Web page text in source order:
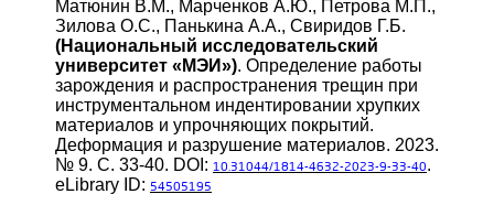
Матюнин В.М., Марченков А.Ю., Петрова М.П.,
Зилова О.С., Панькина А.А., Свиридов Г.Б.
(Национальный исследовательский
университет «МЭИ»). Определение работы
зарождения и распространения трещин при
инструментальном индентировании хрупких
материалов и упрочняющих покрытий.
Деформация и разрушение материалов. 2023.
№ 9. С. 33-40. DOI: 10.31044/1814-4632-2023-9-33-40.
eLibrary ID: 54505195